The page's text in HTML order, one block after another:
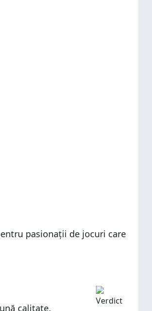
pasionații de jocuri care
calitate.